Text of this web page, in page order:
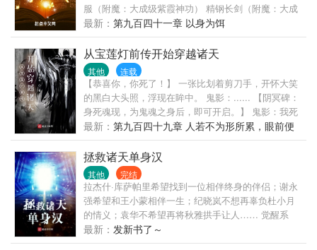
服（附魔：大成级紫霞神功） 精钢长剑（附魔：大成
级辟邪剑法） 帆布鞋（附魔：大成级凌波微步） 什
么，不够？ 没关系，只要对功法的理解达到圆满级，
便能将功法附魔在人身上。 林远（附魔：圆满级紫霞
神功，圆满级独孤九剑，圆满级易筋经，圆满级降龙
十八掌，圆满级纵横剑术，圆满级不死印法，圆满级
长生诀，圆满级……）
最新： 第九百四十一章 以身为饵
从宝莲灯前传开始穿越诸天
其他 连载
【恭喜你，你死了！】 一张比划着剪刀手，开怀大笑
的黑白大头照，浮现在眸中。 鬼影：...... 【阴冥碑：
身死魂现，为鬼魂之身后，即可开启。】 鬼影：我死
了？ ...... ...... 我竟是杨蛟！ 神话世界中二郎神杨戬
与三圣母杨婵的大哥。 现在正是杨家被灭门后。 我真
死了！！！ 杨蛟当即低头看着自己虚幻不定的身躯，
又望向四周，就看见面前两座孤寂简陋的小坟， 顿感
悲愤不已。 ...... ...... 本书又名《佛本是道，鬼亦是
神》、《我要做天帝》、《诸天他化大自在天魔主的
奋斗日常》《谁也别给我躺，卷起来》《万万没想到
剑修竟是我自己》。
最新： 第九百四十九章 人若不为形所累，眼前便
是大罗天（全书完）
拯救诸天单身汉
其他 完结
拉杰什·库萨帕里希望找到一位相伴终身的伴侣；谢永
强希望和王小蒙相伴一生；纪晓岚不想再辜负杜小月
的情义；袁华不希望再将秋雅拱手让人…… 觉醒系
统，穿越万界，拯救诸天单身汉！ 我是项南，我在努
力！
最新： 发新书了～